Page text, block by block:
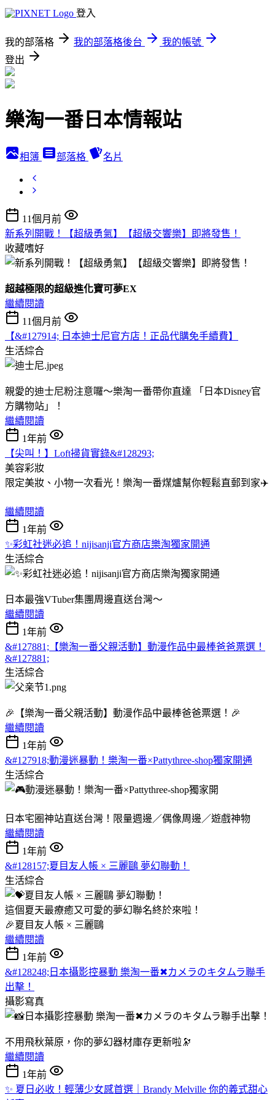
登入
我的部落格 我的部落格後台
我的帳號
登出
樂淘一番日本情報站
相簿 部落格 名片
11個月前
新系列開戰！【超級勇氣】【超級交響樂】即將發售！
收藏嗜好
超越極限的超級進化寶可夢EX
繼續閱讀
11個月前
【&#127914; 日本迪士尼官方店！正品代購免手續費】
生活綜合
親愛的迪士尼粉注意囉～樂淘一番帶你直達 「日本Disney官
方購物站」！
繼續閱讀
1年前
【尖叫！】Loft掃貨實錄&#128293;
美容彩妝
限定美妝、小物一次看光！樂淘一番煤爐幫你輕鬆直郵到家✈️
繼續閱讀
1年前
✨彩虹社迷必追！nijisanji官方商店樂淘獨家開通
生活綜合
日本最強VTuber集團周邊直送台灣～
繼續閱讀
1年前
&#127881;【樂淘一番父親活動】動漫作品中最棒爸爸票選！
&#127881;
生活綜合
🎉【樂淘一番父親活動】動漫作品中最棒爸爸票選！🎉
繼續閱讀
1年前
&#127918;動漫迷暴動！樂淘一番×Pattythree-shop獨家開通
生活綜合
日本宅圈神站直送台灣！限量週邊／偶像周邊／遊戲神物
繼續閱讀
1年前
&#128157;夏目友人帳 × 三麗鷗 夢幻聯動！
生活綜合
這個夏天最療癒又可愛的夢幻聯名終於來啦！
🎉夏目友人帳 × 三麗鷗
繼續閱讀
1年前
&#128248;日本攝影控暴動 樂淘一番✖カメラのキタムラ聯手
出擊！
攝影寫真
不用飛秋葉原，你的夢幻器材庫存更新啦🔭
繼續閱讀
1年前
✨ 夏日必收！輕薄少女感首選｜Brandy Melville 你的義式甜心